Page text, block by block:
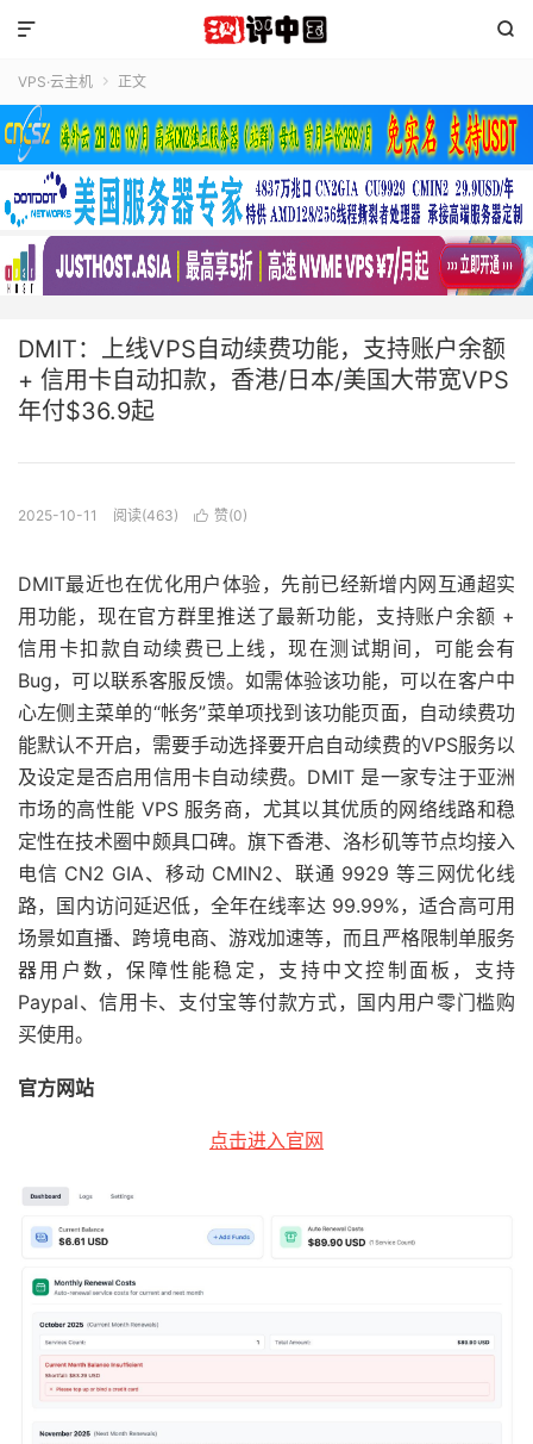


VPS·云主机  正文
DMIT：上线VPS自动续费功能，支持账户余额
+ 信用卡自动扣款，香港/日本/美国大带宽VPS
年付$36.9起
2025-10-11 阅读(463)  赞(0)
DMIT最近也在优化用户体验，先前已经新增内网互通超实
用功能，现在官方群里推送了最新功能，支持账户余额 +
信用卡扣款自动续费已上线，现在测试期间，可能会有
Bug，可以联系客服反馈。如需体验该功能，可以在客户中
心左侧主菜单的“帐务”菜单项找到该功能页面，自动续费功
能默认不开启，需要手动选择要开启自动续费的VPS服务以
及设定是否启用信用卡自动续费。DMIT 是一家专注于亚洲
市场的高性能 VPS 服务商，尤其以其优质的网络线路和稳
定性在技术圈中颇具口碑。旗下香港、洛杉矶等节点均接入
电信 CN2 GIA、移动 CMIN2、联通 9929 等三网优化线
路，国内访问延迟低，全年在线率达 99.99%，适合高可用
场景如直播、跨境电商、游戏加速等，而且严格限制单服务
器用户数，保障性能稳定，支持中文控制面板，支持
Paypal、信用卡、支付宝等付款方式，国内用户零门槛购
买使用。
官方网站
点击进入官网